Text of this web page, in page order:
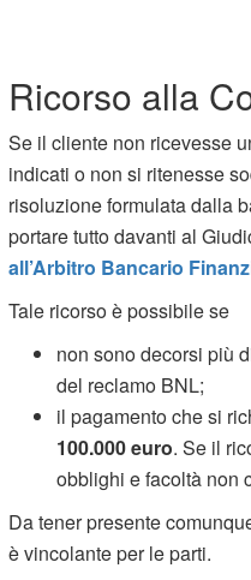
Ricorso alla
Se il cliente non ricevesse
indicati o non si ritenesse
risoluzione formulata dalla
portare tutto davanti al
all’Arbitro Bancario
Tale ricorso è possibile se
non sono decorsi più
del reclamo BNL;
il pagamento che si
100.000 euro. Se il
obblighi e facoltà non
Da tener presente
è vincolante per le parti.